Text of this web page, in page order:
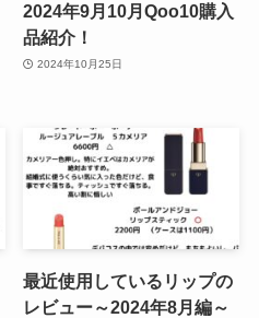
2024年9月10月Qoo10購入
品紹介！
2024年10月25日
最近使用しているリップの
レビュー～2024年8月編～